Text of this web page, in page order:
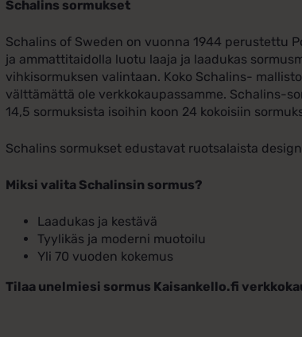
Schalins sormukset
Schalins of Sweden on vuonna 1944 perustettu
ja ammattitaidolla luotu laaja ja laadukas
vihkisormuksen valintaan. Koko Schalins-
välttämättä ole verkkokaupassamme. Schalins-
14,5 sormuksista isoihin koon 24 kokoisiin
Schalins sormukset edustavat ruotsalaista
Miksi valita Schalinsin sormus?
Laadukas ja kestävä
Tyylikäs ja moderni muotoilu
Yli 70 vuoden kokemus
Tilaa unelmiesi sormus Kaisankello.fi